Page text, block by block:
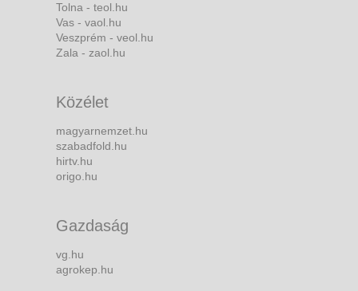
Tolna - teol.hu
Vas - vaol.hu
Veszprém - veol.hu
Zala - zaol.hu
Közélet
magyarnemzet.hu
szabadfold.hu
hirtv.hu
origo.hu
Gazdaság
vg.hu
agrokep.hu